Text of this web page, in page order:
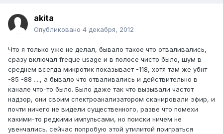
akita
Опубликовано 4 декабря, 2012
Что я только уже не делал, бывало такое что отваливались,
сразу включал freque usage и в полосе чисто было, шум в
среднем всегда микротик показывает -118, хотя там же убнт
-85 -88 ...., а бывало что отваливались и действительно в
канале что-то было. Было даже так что вызывали частот
надзор, они своим спектроанализатором сканировали эфир, и
почти ничего не видели существенного, разве что помехи
какими-то редкими импульсами, но поиски ничем не
увенчались. сейчас попробую этой утилитой поиграться